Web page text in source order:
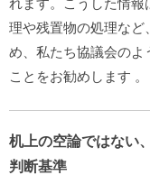
理や残置物の処理など
め、私たち協議会のよ
ことをお勧めします 。
机上の空論ではない
判断基準